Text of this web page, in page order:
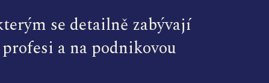
se detailně zabývají
a na podnikovou